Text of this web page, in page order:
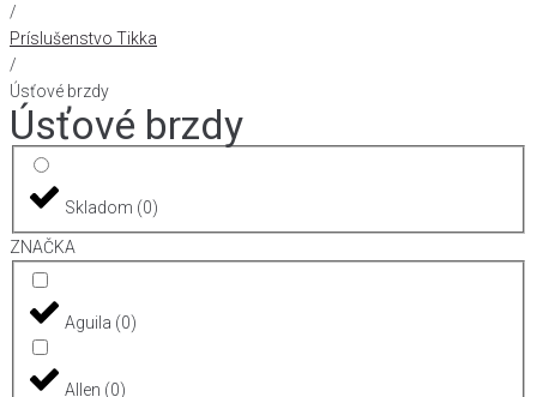
/
Príslušenstvo Tikka
/
Úsťové brzdy
Úsťové brzdy
Skladom (0)
ZNAČKA
Aguila (0)
Allen (0)